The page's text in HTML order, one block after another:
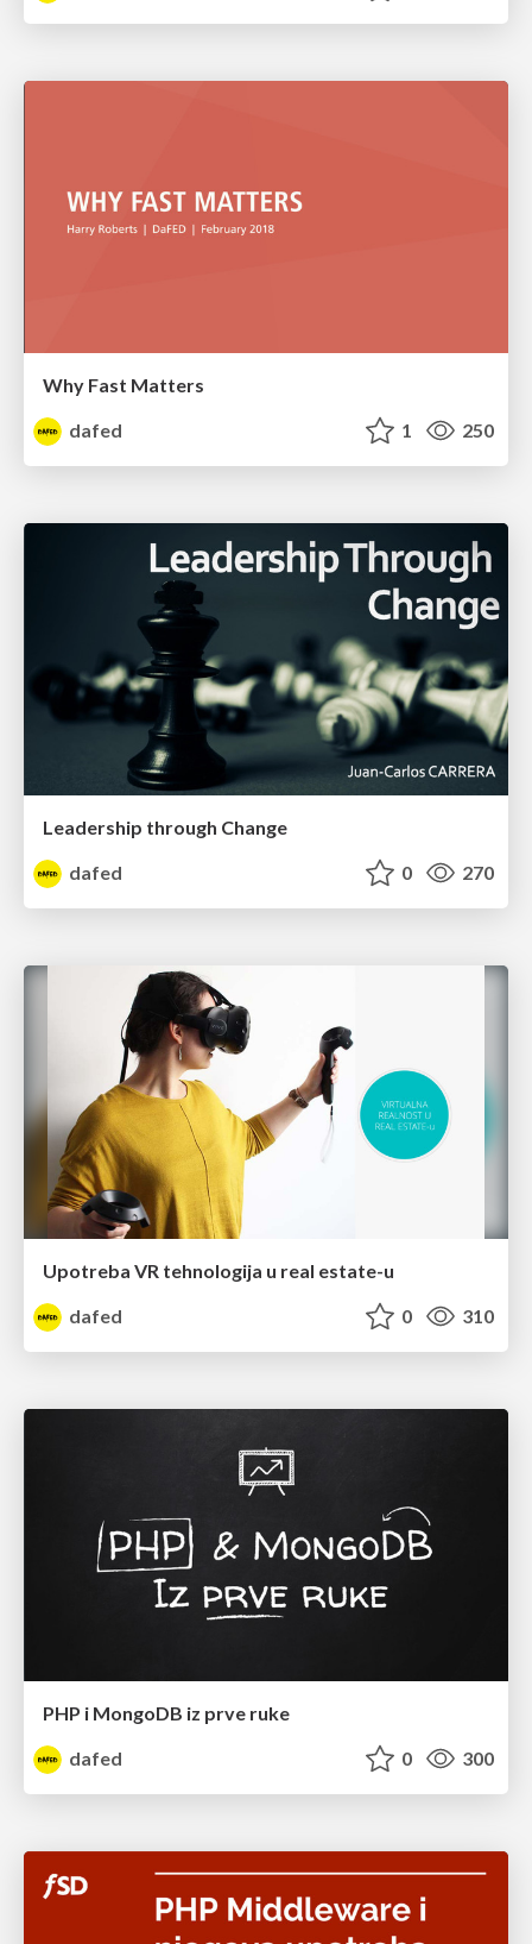
Why Fast Matters
dafed
1 250
Leadership through Change
dafed
0 270
Upotreba VR tehnologija u real estate-u
dafed
0 310
PHP i MongoDB iz prve ruke
dafed
0 300